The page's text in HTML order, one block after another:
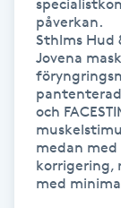
Hypnos
Hårborttagning
Hårförlängning
påverkan.
Sthlms Hud
Jovena
och
medan
korrigering,
med